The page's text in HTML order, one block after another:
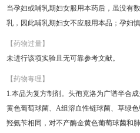
当孕妇或哺乳期妇女服用本药后，虽没有
乳，因此哺乳期妇女不应服用本品；孕妇慎
【药物过量】
未进行该项实验且无可靠参考文献。
【药物毒理】
1.本品为复方制剂。头孢克洛为广谱半合
黄色葡萄球菌、A组溶血性链球菌、草绿
羟氨苄相同，对不产酶金黄色葡萄球菌和